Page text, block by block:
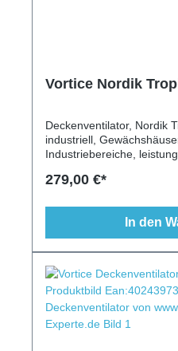
Vortice Nordik
Deckenventilator, Nordik
industriell,
Industriebereiche,
möglich, Fernbedienung
279,00 €*
In den